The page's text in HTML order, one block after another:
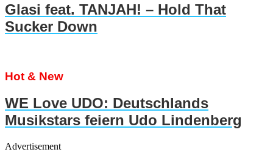
Glasi feat. TANJAH! – Hold That
Sucker Down
Hot & New
WE Love UDO: Deutschlands
Musikstars feiern Udo Lindenberg
Advertisement